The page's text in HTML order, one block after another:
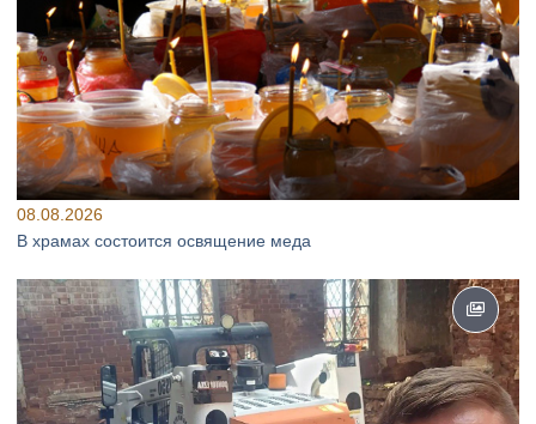
08.08.2026
В храмах состоится освящение меда